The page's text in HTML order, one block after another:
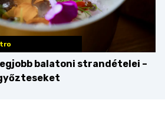
balatoni strandételei –